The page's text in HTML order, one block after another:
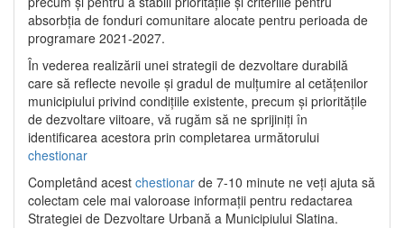
absorbția de fonduri comunitare alocate pentru perioada de
programare 2021-2027.
În vederea realizării unei strategii de dezvoltare durabilă
care să reflecte nevoile și gradul de mulțumire al cetățenilor
municipiului privind condițiile existente, precum și prioritățile
de dezvoltare viitoare, vă rugăm să ne sprijiniți în
identificarea acestora prin completarea următorului
chestionar
Completând acest chestionar de 7-10 minute ne veți ajuta să
colectam cele mai valoroase informații pentru redactarea
Strategiei de Dezvoltare Urbană a Municipiului Slatina.